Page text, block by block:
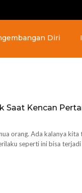
Diri
Saat Kencan
orang. Ada kalanya
seperti ini bisa